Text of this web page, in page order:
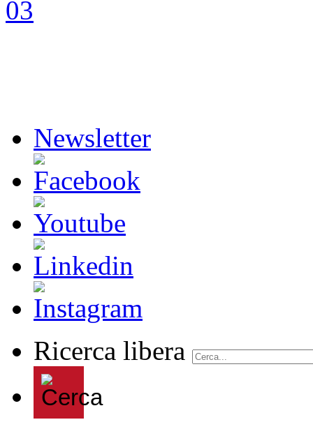
Newsletter
Ricerca libera